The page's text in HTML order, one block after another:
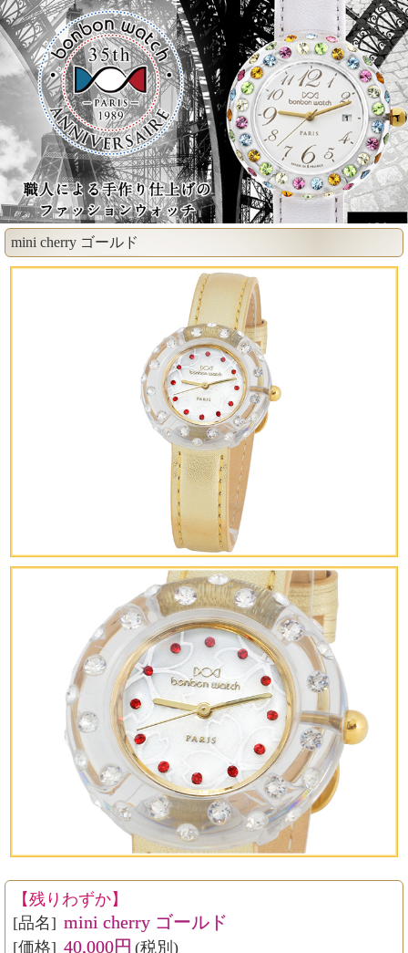
mini cherry ゴールド
【残りわずか】
[品名] mini cherry ゴールド
[価格] 40,000円 (税別)